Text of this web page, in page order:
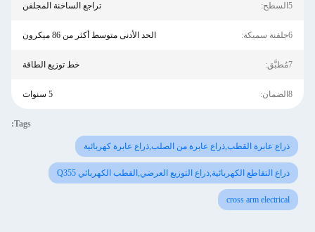
5السطح: تراجع الساخنة المجلفن
6جلفنة سميكة: الحد الأدنى متوسط ​​أكثر من 86 ميكرون
7مُطبَّق: خط توزيع الطاقة
8الضمان: 5 سنوات
Tags:
ذراع عابرة القطب,ذراع عابرة من الصلب,ذراع عابرة كهربائية
ذراع التقاطع الكهربائية,ذراع التوزيع العرضي,القطب الكهربائي Q355
cross arm electrical